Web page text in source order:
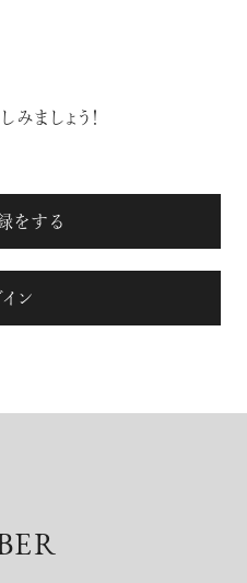
イデアから生まれた時計
落札！！
鍵』。愛は嫉妬を越えるの
みましょう！
をする
ン